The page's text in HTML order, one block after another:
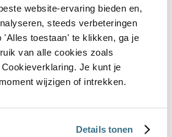
website-ervaring bieden en,
steeds verbeteringen
'Alles toestaan' te klikken, ga je
van alle cookies zoals
Je kunt je
wijzigen of intrekken.
Details tonen
problematisch.
tussen kwetsbare
Het huidige juridisch kader
voor zelfstandigen die